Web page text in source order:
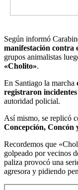
Según informó
manifestación contra
grupos animalistas
«Cholito».
En Santiago la marcha
registraron
autoridad policial.
Así mismo, se replicó
Concepción, Concón
Recordemos que
golpeado por vecinos
paliza provocó una
agresora y pidiendo